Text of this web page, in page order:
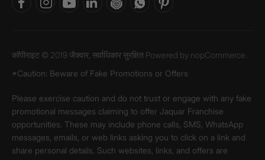
कॉपीराइट © 2019 जैक्वार, सर्वाधिकार सुरक्षित Powered by nopCommerce.
*Caution: Beware of Fake Promotions or Offers
Please exercise caution and do not trust or engage with any fake
promotional messages claiming to offer Jaquar Franchise
opportunities. These may include phone calls, SMS, WhatsApp
messages, emails, or web links asking you to click on a link and
share personal details. Such websites, links, and offers are